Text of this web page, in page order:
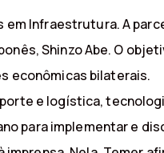
em Infraestrutura. A
Shinzo Abe. O
econômicas bilaterais.
e logística,
para implementar e